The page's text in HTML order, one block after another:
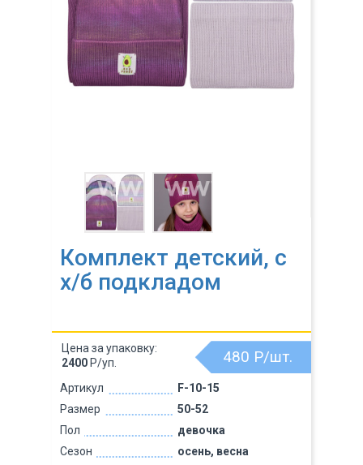
Комплект детский, с
х/б подкладом
Артикул
F-10-15
Размер
50-52
Пол
девочка
Сезон
осень, весна
480 Р/шт.
Цена за упаковку:
2400 Р/уп.